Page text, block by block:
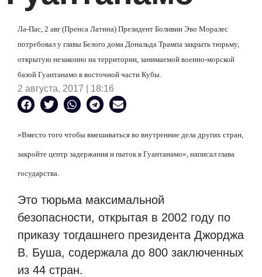
Ла-Пас, 2 авг (Пренса Латина) Президент Боливии Эво Моралес
потребовал у главы Белого дома Дональда Трампа закрыть тюрьму,
открытую незаконно на территории, занимаемой военно-морской
базой Гуантанамо в восточной части Кубы.
2 августа, 2017 | 18:16
»Вместо того чтобы вмешиваться во внутренние дела других стран,
закройте центр задержания и пыток в Гуантанамо», написал глава
государства.
Это тюрьма максимальной
безопасности, открытая в 2002 году по
приказу тогдашнего президента Джорджа
В. Буша, содержала до 800 заключенных
из 44 стран.